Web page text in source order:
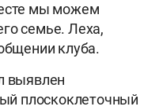
мы можем
семье. Леха,
клуба.
выявлен
плоскоклеточный